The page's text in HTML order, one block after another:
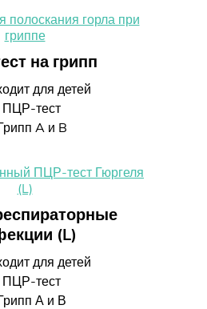
на грипп
для детей
тест
A и B
(L)
для детей
тест
А и В